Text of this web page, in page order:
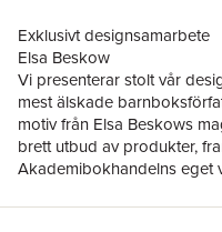
Exklusivt designsamarbete
Elsa Beskow
Vi presenterar stolt vår
mest älskade
motiv från Elsa Beskows
brett utbud av produkter,
Akademibokhandelns eget